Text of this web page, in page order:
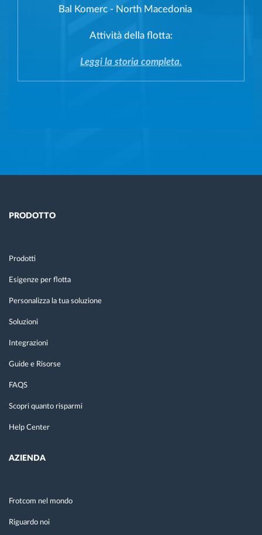
Bal Komerc - North Macedonia
Attività della flotta:
Leggi la storia completa.
PRODOTTO
Prodotti
Esigenze per flotta
Personalizza la tua soluzione
Soluzioni
Integrazioni
Guide e Risorse
FAQS
Scopri quanto risparmi
Help Center
AZIENDA
Frotcom nel mondo
Riguardo noi